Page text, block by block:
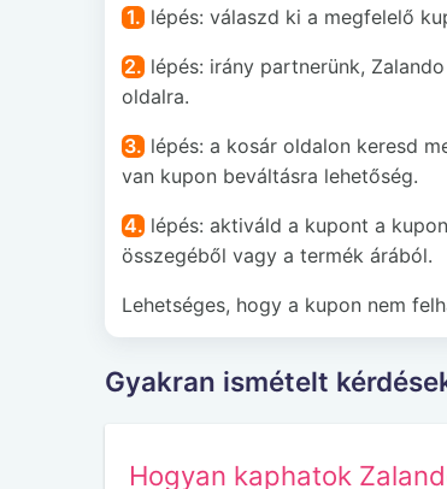
1. lépés: válaszd ki a megfelelő
2. lépés: irány partnerünk,
oldalra.
3. lépés: a kosár oldalon keresd
van kupon beváltásra lehetőség.
4. lépés: aktiváld a kupont a
összegéből vagy a termék árából.
Lehetséges, hogy a kupon nem
Gyakran ismételt
Hogyan kaphatok